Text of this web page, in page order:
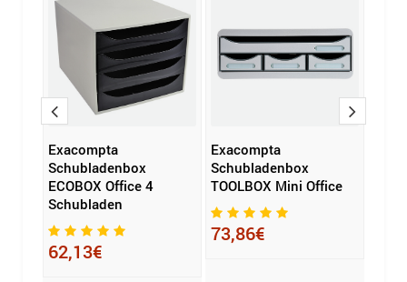
Exacompta
Schubladenbox
ECOBOX Office 4
Schubladen
62,13€
Exacompta
Schubladenbox
TOOLBOX Mini Office
73,86€